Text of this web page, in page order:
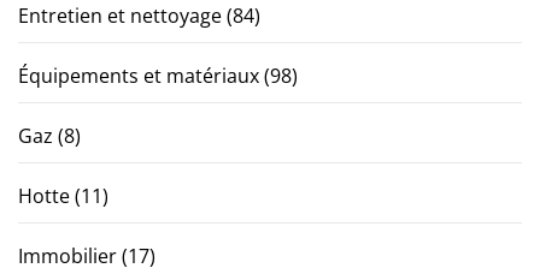
Entretien et nettoyage(84)
Équipements et matériaux(98)
Gaz (8)
Hotte(11)
Immobilier(17)